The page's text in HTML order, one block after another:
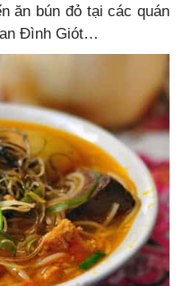
ăn bún đỏ tại các quán
Đình Giót…